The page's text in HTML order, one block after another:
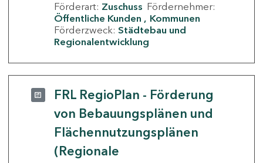
Förderart: Zuschuss Fördernehmer:
Öffentliche Kunden
Kommunen
Förderzweck: Städtebau und
Regionalentwicklung
FRL RegioPlan - Förderung
von Bebauungsplänen und
Flächennutzungsplänen
(Regionale